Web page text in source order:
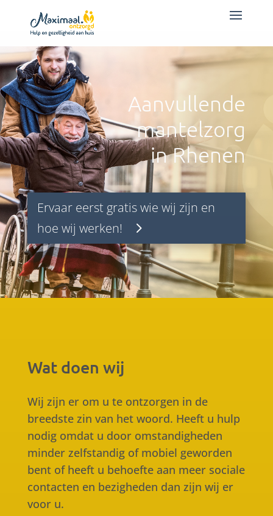
Aanvullende
mantelzorg
in Rhenen
Ervaar eerst gratis wie wij zijn en
hoe wij werken!
Wat doen wij
Wij zijn er om u te ontzorgen in de
breedste zin van het woord. Heeft u hulp
nodig omdat u door omstandigheden
minder zelfstandig of mobiel geworden
bent of heeft u behoefte aan meer sociale
contacten en bezigheden dan zijn wij er
voor u.